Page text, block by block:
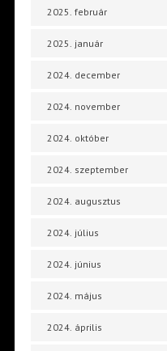
2025. február
2025. január
2024. december
2024. november
2024. október
2024. szeptember
2024. augusztus
2024. július
2024. június
2024. május
2024. április